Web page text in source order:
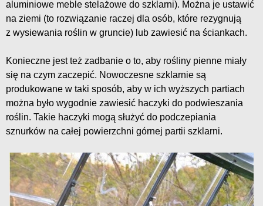
aluminiowe meble stelażowe do szklarni). Można je ustawić
na ziemi (to rozwiązanie raczej dla osób, które rezygnują
z wysiewania roślin w gruncie) lub zawiesić na ściankach.
Konieczne jest też zadbanie o to, aby rośliny pienne miały
się na czym zaczepić. Nowoczesne szklarnie są
produkowane w taki sposób, aby w ich wyższych partiach
można było wygodnie zawiesić haczyki do podwieszania
roślin. Takie haczyki mogą służyć do podczepiania
sznurków na całej powierzchni górnej partii szklarni.